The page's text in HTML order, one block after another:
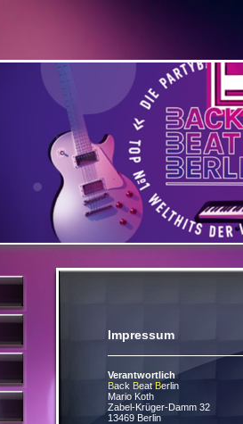
Impressum
Verantwortlich
Back Beat Berlin
Mario Koth
Zabel-Krüger-Damm 32
13469 Berlin